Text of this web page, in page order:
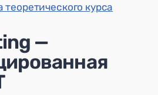
курса
—